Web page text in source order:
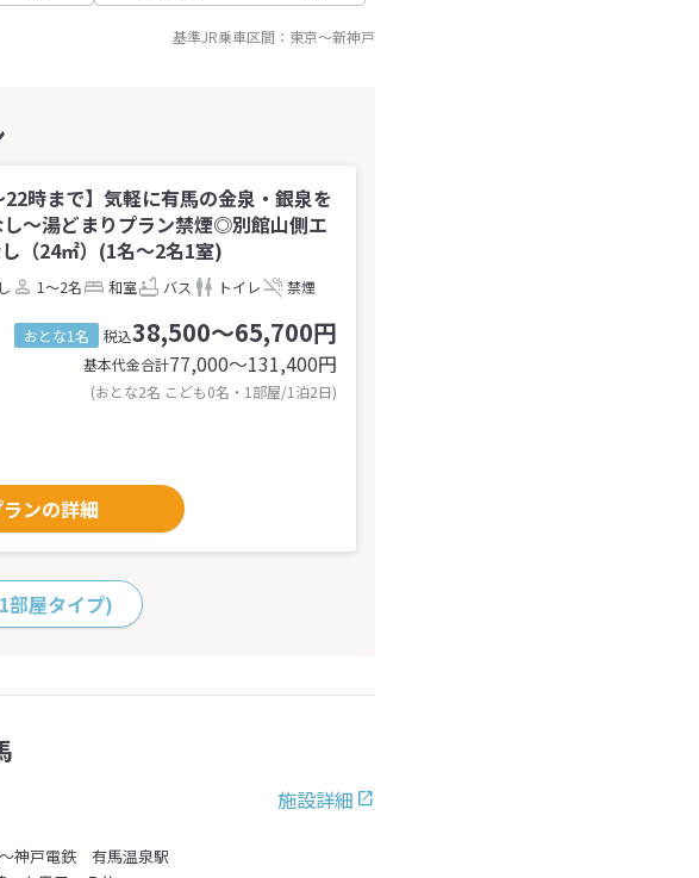
基準JR乗車区間： 東京～新神戸
22時まで】気軽に有馬の金泉・銀泉を
～湯どまりプラン禁煙◎別館山側エ
（24㎡）(1名～2名1室)
1～2名 和室 バス トイレ 禁煙
おとな1名 税込38,500～65,700円
基本代金合計77,000〜131,400円
(おとな2名 こども0名・1部屋/1泊2日)
ンの詳細
部屋タイプ)
施設詳細
神戸電鉄 有馬温泉駅